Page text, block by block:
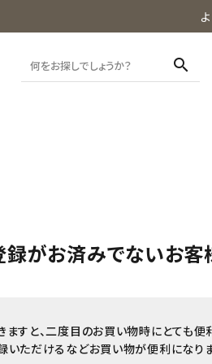
search
録がお済みでないお客
すと、二度目のお買い物時にとても便
いただけるなどお買い物が便利になりま